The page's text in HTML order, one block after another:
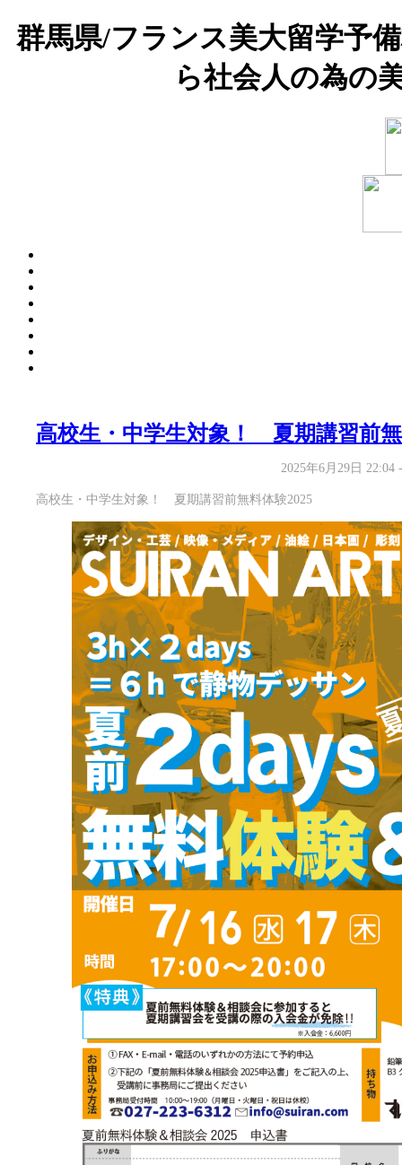
群馬県/フランス美大留学予
ら社会人の為の
高校生・中学生対象！ 夏期講習前無
2025年6月29日
高校生・中学生対象！ 夏期講習前無料体験2025